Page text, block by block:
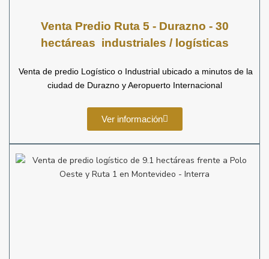
Venta Predio Ruta 5 - Durazno - 30
hectáreas industriales / logísticas
Venta de predio Logístico o Industrial ubicado a minutos de la
ciudad de Durazno y Aeropuerto Internacional
Ver información